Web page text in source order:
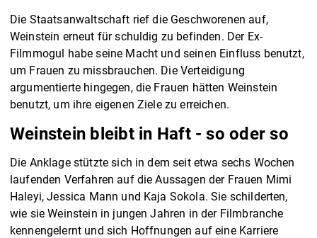
Die Staatsanwaltschaft rief die Geschworenen auf,
Weinstein erneut für schuldig zu befinden. Der Ex-
Filmmogul habe seine Macht und seinen Einfluss benutzt,
um Frauen zu missbrauchen. Die Verteidigung
argumentierte hingegen, die Frauen hätten Weinstein
benutzt, um ihre eigenen Ziele zu erreichen.
Weinstein bleibt in Haft - so oder so
Die Anklage stützte sich in dem seit etwa sechs Wochen
laufenden Verfahren auf die Aussagen der Frauen Mimi
Haleyi, Jessica Mann und Kaja Sokola. Sie schilderten,
wie sie Weinstein in jungen Jahren in der Filmbranche
kennengelernt und sich Hoffnungen auf eine Karriere